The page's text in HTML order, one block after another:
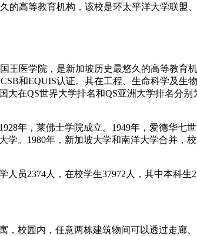
的高等教育机构，该校是环太平洋大学联盟
王医学院，是新加坡历史最悠久的高等教育
和EQUIS认证。其在工程、生命科学及生
在QS世界大学排名和QS亚洲大学排名分别
年，莱佛士学院成立。1949年，爱德华七
。1980年，新加坡大学和南洋大学合并，
员2374人，在校学生37972人，其中本科生
校园内，任意两栋建筑物间可以透过走廊